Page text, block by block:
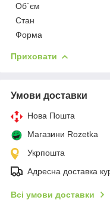
Об`єм
Стан
Форма
Приховати
Умови доставки
Нова Пошта
Магазини Rozetka
Укрпошта
Адресна доставка
Всі умови доставки